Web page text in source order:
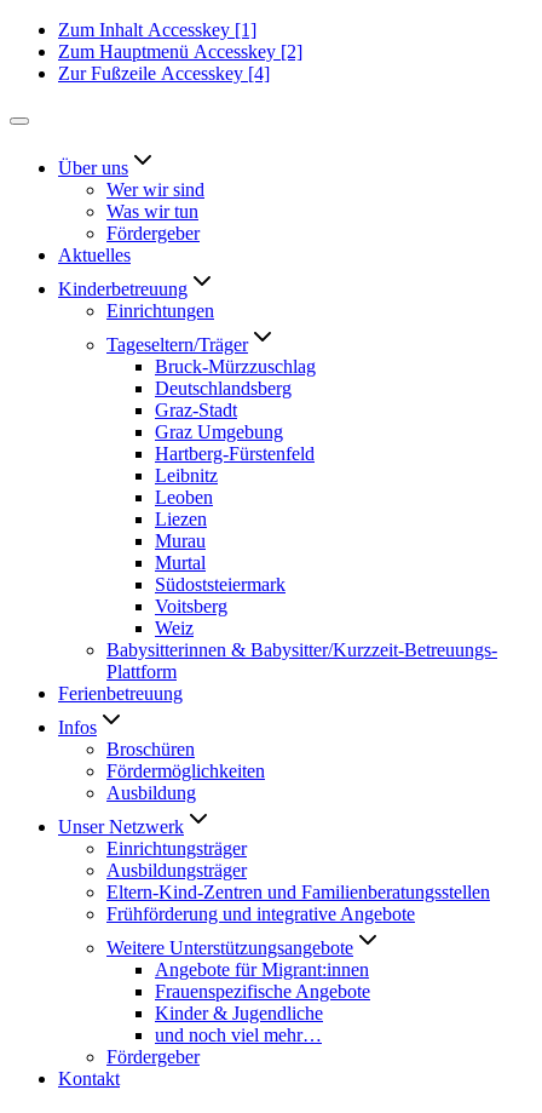
Zum Inhalt Accesskey [1]
Zum Hauptmenü Accesskey [2]
Zur Fußzeile Accesskey [4]
Über uns
Wer wir sind
Was wir tun
Fördergeber
Aktuelles
Kinderbetreuung
Einrichtungen
Tageseltern/Träger
Bruck-Mürzzuschlag
Deutschlandsberg
Graz-Stadt
Graz Umgebung
Hartberg-Fürstenfeld
Leibnitz
Leoben
Liezen
Murau
Murtal
Südoststeiermark
Voitsberg
Weiz
Babysitterinnen & Babysitter/Kurzzeit-Betreuungs-
Plattform
Ferienbetreuung
Infos
Broschüren
Fördermöglichkeiten
Ausbildung
Unser Netzwerk
Einrichtungsträger
Ausbildungsträger
Eltern-Kind-Zentren und Familienberatungsstellen
Frühförderung und integrative Angebote
Weitere Unterstützungsangebote
Angebote für Migrant:innen
Frauenspezifische Angebote
Kinder & Jugendliche
und noch viel mehr…
Fördergeber
Kontakt